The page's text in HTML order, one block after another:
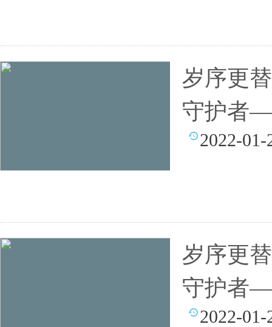
岁序更
守护者
2022-01-
岁序更
守护者
2022-01-